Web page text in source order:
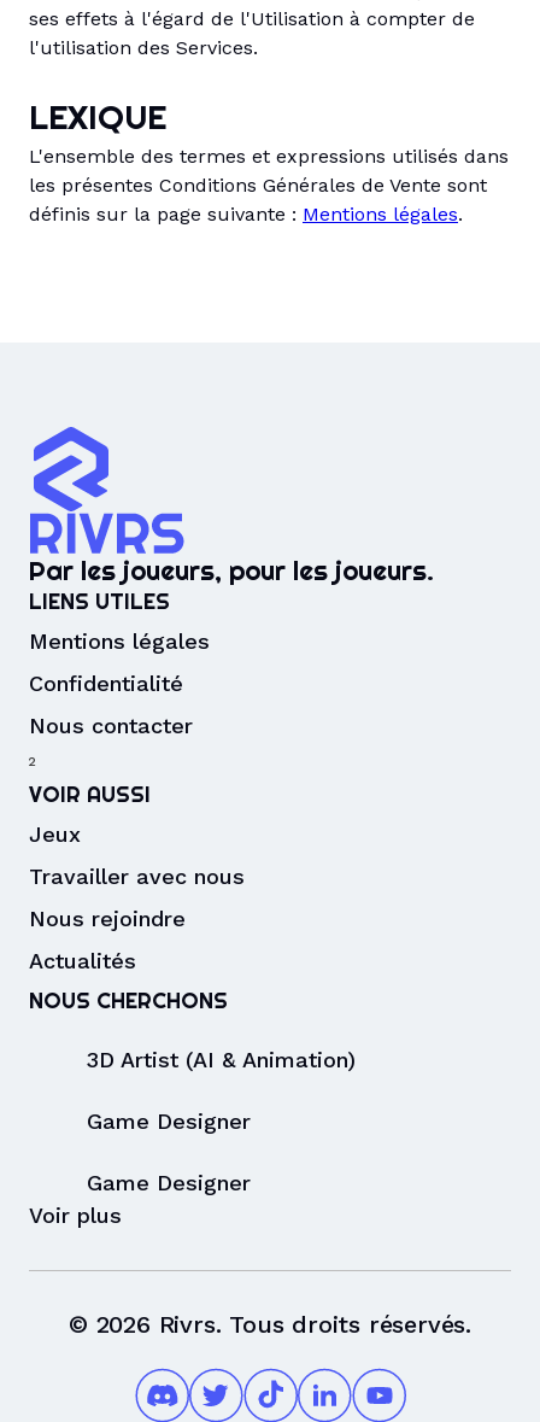
ses effets à l'égard de l'Utilisation à compter de
l'utilisation des Services.
LEXIQUE
L'ensemble des termes et expressions utilisés dans
les présentes Conditions Générales de Vente sont
définis sur la page suivante : Mentions légales.
Par les joueurs, pour les joueurs.
LIENS UTILES
Mentions légales
Confidentialité
Nous contacter
²
VOIR AUSSI
Jeux
Travailler avec nous
Nous rejoindre
Actualités
NOUS CHERCHONS
3D Artist (AI & Animation)
Game Designer
Game Designer
Voir plus
© 2026 Rivrs. Tous droits réservés.